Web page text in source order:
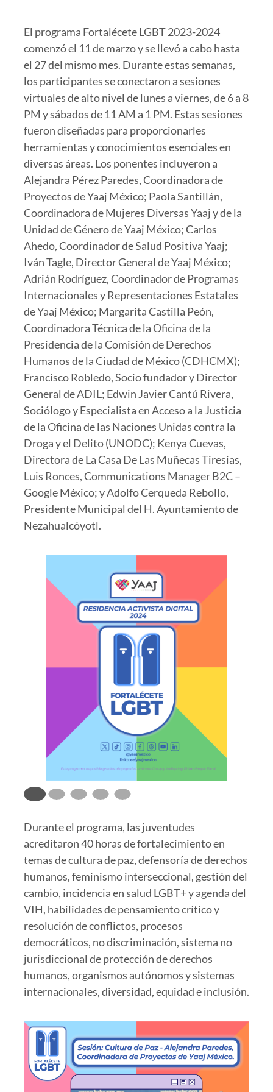
El programa Fortalécete LGBT 2023-2024
comenzó el 11 de marzo y se llevó a cabo hasta
el 27 del mismo mes. Durante estas semanas,
los participantes se conectaron a sesiones
virtuales de alto nivel de lunes a viernes, de 6 a 8
PM y sábados de 11 AM a 1 PM. Estas sesiones
fueron diseñadas para proporcionarles
herramientas y conocimientos esenciales en
diversas áreas. Los ponentes incluyeron a
Alejandra Pérez Paredes, Coordinadora de
Proyectos de Yaaj México; Paola Santillán,
Coordinadora de Mujeres Diversas Yaaj y de la
Unidad de Género de Yaaj México; Carlos
Ahedo, Coordinador de Salud Positiva Yaaj;
Iván Tagle, Director General de Yaaj México;
Adrián Rodríguez, Coordinador de Programas
Internacionales y Representaciones Estatales
de Yaaj México; Margarita Castilla Peón,
Coordinadora Técnica de la Oficina de la
Presidencia de la Comisión de Derechos
Humanos de la Ciudad de México (CDHCMX);
Francisco Robledo, Socio fundador y Director
General de ADIL; Edwin Javier Cantú Rivera,
Sociólogo y Especialista en Acceso a la Justicia
de la Oficina de las Naciones Unidas contra la
Droga y el Delito (UNODC); Kenya Cuevas,
Directora de La Casa De Las Muñecas Tiresias,
Luis Ronces, Communications Manager B2C –
Google México; y Adolfo Cerqueda Rebollo,
Presidente Municipal del H. Ayuntamiento de
Nezahualcóyotl.
Durante el programa, las juventudes
acreditaron 40 horas de fortalecimiento en
temas de cultura de paz, defensoría de derechos
humanos, feminismo interseccional, gestión del
cambio, incidencia en salud LGBT+ y agenda del
VIH, habilidades de pensamiento crítico y
resolución de conflictos, procesos
democráticos, no discriminación, sistema no
jurisdiccional de protección de derechos
humanos, organismos autónomos y sistemas
internacionales, diversidad, equidad e inclusión.